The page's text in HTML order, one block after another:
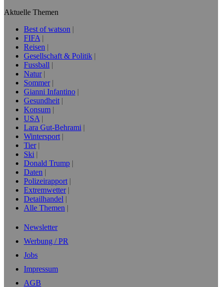
Aktuelle Themen
Best of watson
FIFA
Reisen
Gesellschaft & Politik
Fussball
Natur
Sommer
Gianni Infantino
Gesundheit
Konsum
USA
Lara Gut-Behrami
Wintersport
Tier
Ski
Donald Trump
Daten
Polizeirapport
Extremwetter
Detailhandel
Alle Themen
Newsletter
Werbung / PR
Jobs
Impressum
AGB